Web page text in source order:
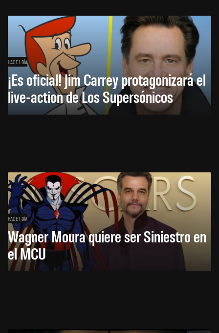
HACE 1 DÍA
¡Es oficial! Jim Carrey protagonizará el
live-action de Los Supersónicos
HACE 1 DÍA
Wagner Moura quiere ser Siniestro en
el MCU